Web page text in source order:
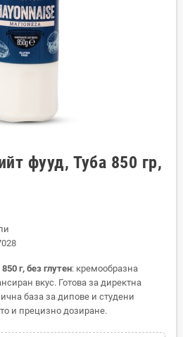
фууд, Туба 850 гр,
г, без глутен: кремообразна
вкус. Готова за директна
база за дипове и студени
и прецизно дозиране.